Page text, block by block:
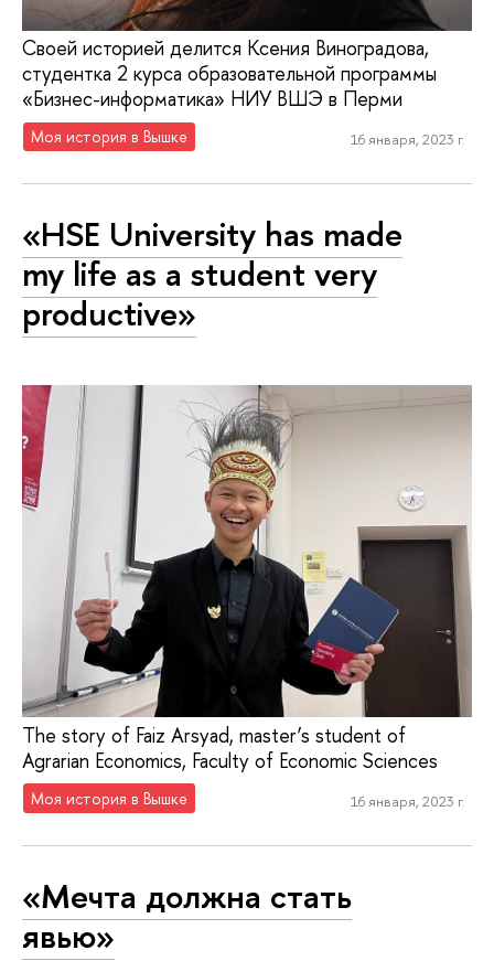
Своей историей делится Ксения Виноградова,
студентка 2 курса образовательной программы
«Бизнес-информатика» НИУ ВШЭ в Перми
Моя история в Вышке 16 января, 2023 г.
«HSE University has made
my life as a student very
productive»
The story of Faiz Arsyad, master’s student of
Agrarian Economics, Faculty of Economic Sciences
Моя история в Вышке 16 января, 2023 г.
«Мечта должна стать
явью»